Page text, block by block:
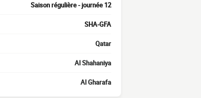
Saison régulière - journée 12
SHA-GFA
Qatar
Al Shahaniya
Al Gharafa